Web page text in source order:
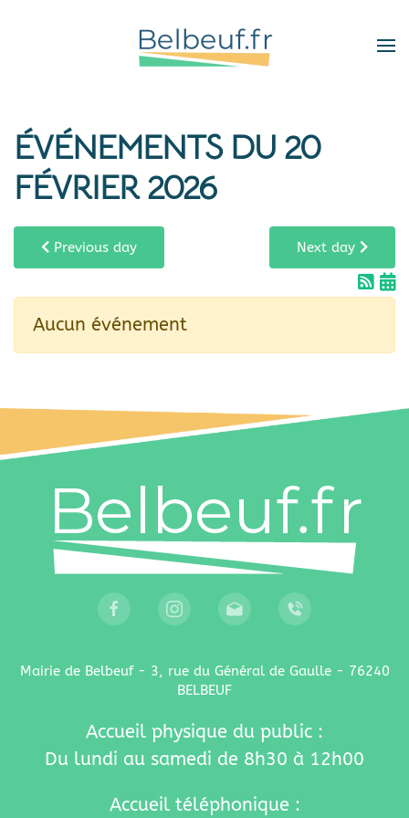
ÉVÉNEMENTS DU 20
FÉVRIER 2026
Previous day Next day
Aucun événement
Mairie de Belbeuf - 3, rue du Général de Gaulle - 76240
BELBEUF
Accueil physique du public :
Du lundi au samedi de 8h30 à 12h00
Accueil téléphonique :